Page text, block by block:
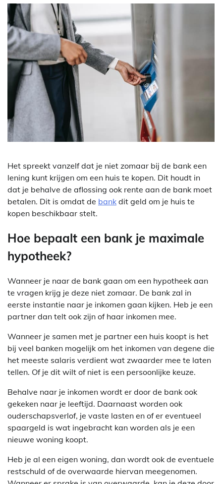
Het spreekt vanzelf dat je niet zomaar bij de bank een
lening kunt krijgen om een huis te kopen. Dit houdt in
dat je behalve de aflossing ook rente aan de bank moet
betalen. Dit is omdat de bank dit geld om je huis te
kopen beschikbaar stelt.
Hoe bepaalt een bank je maximale
hypotheek?
Wanneer je naar de bank gaan om een hypotheek aan
te vragen krijg je deze niet zomaar. De bank zal in
eerste instantie naar je inkomen gaan kijken. Heb je een
partner dan telt ook zijn of haar inkomen mee.
Wanneer je samen met je partner een huis koopt is het
bij veel banken mogelijk om het inkomen van degene die
het meeste salaris verdient wat zwaarder mee te laten
tellen. Of je dit wilt of niet is een persoonlijke keuze.
Behalve naar je inkomen wordt er door de bank ook
gekeken naar je leeftijd. Daarnaast worden ook
ouderschapsverlof, je vaste lasten en of er eventueel
spaargeld is wat ingebracht kan worden als je een
nieuwe woning koopt.
Heb je al een eigen woning, dan wordt ook de eventuele
restschuld of de overwaarde hiervan meegenomen.